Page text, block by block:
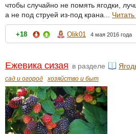
чтобы случайно не помять ягодки,
а не под струей из-под крана...
+18 Olik01 4 мая 2016 года
Ежевика сизая в разделе
сад и огород хозяйство и быт